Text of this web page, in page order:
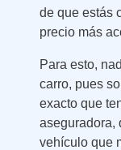
de que estás
precio más
Para esto,
carro, pues
exacto que
aseguradora,
vehículo que